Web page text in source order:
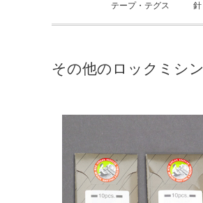
テープ・テグス 針
その他のロックミシン